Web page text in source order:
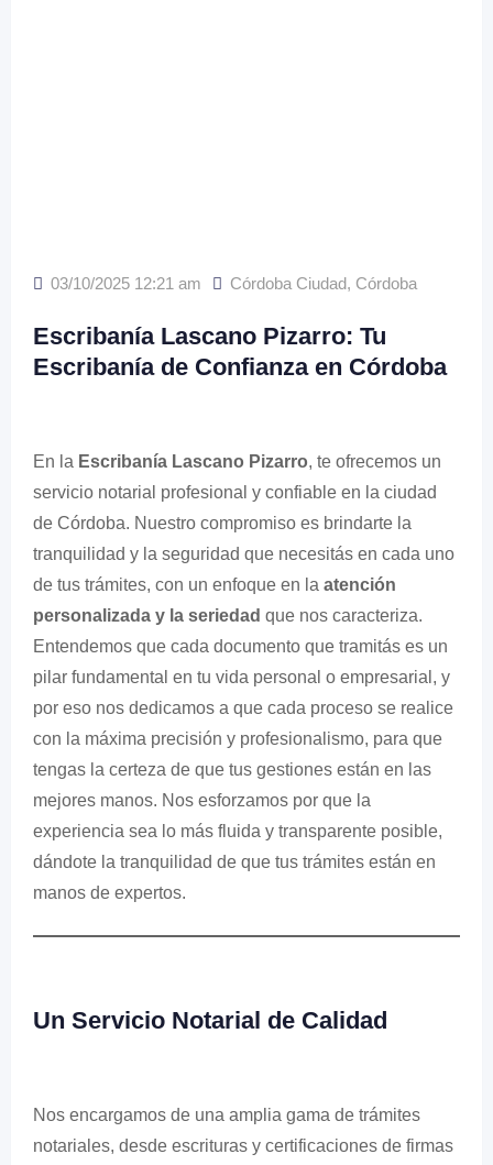
03/10/2025 12:21 am Córdoba Ciudad, Córdoba
Escribanía Lascano Pizarro: Tu
Escribanía de Confianza en Córdoba
En la Escribanía Lascano Pizarro, te ofrecemos un
servicio notarial profesional y confiable en la ciudad
de Córdoba. Nuestro compromiso es brindarte la
tranquilidad y la seguridad que necesitás en cada uno
de tus trámites, con un enfoque en la atención
personalizada y la seriedad que nos caracteriza.
Entendemos que cada documento que tramitás es un
pilar fundamental en tu vida personal o empresarial, y
por eso nos dedicamos a que cada proceso se realice
con la máxima precisión y profesionalismo, para que
tengas la certeza de que tus gestiones están en las
mejores manos. Nos esforzamos por que la
experiencia sea lo más fluida y transparente posible,
dándote la tranquilidad de que tus trámites están en
manos de expertos.
Un Servicio Notarial de Calidad
Nos encargamos de una amplia gama de trámites
notariales, desde escrituras y certificaciones de firmas